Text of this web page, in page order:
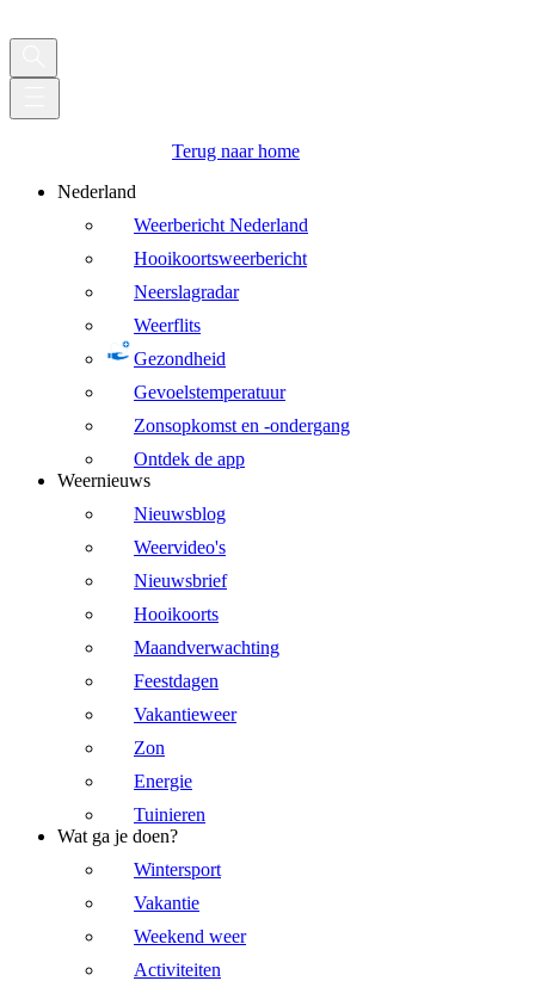
Terug naar home
Nederland
Weerbericht Nederland
Hooikoortsweerbericht
Neerslagradar
Weerflits
Gezondheid
Gevoelstemperatuur
Zonsopkomst en -ondergang
Ontdek de app
Weernieuws
Nieuwsblog
Weervideo's
Nieuwsbrief
Hooikoorts
Maandverwachting
Feestdagen
Vakantieweer
Zon
Energie
Tuinieren
Wat ga je doen?
Wintersport
Vakantie
Weekend weer
Activiteiten